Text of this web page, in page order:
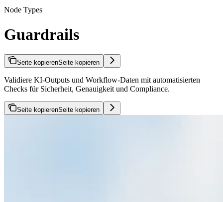
Node Types
Guardrails
Seite kopierenSeite kopieren
Validiere KI-Outputs und Workflow-Daten mit automatisierten
Checks für Sicherheit, Genauigkeit und Compliance.
Seite kopierenSeite kopieren